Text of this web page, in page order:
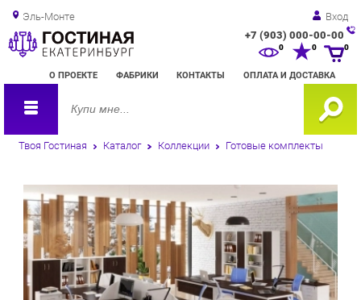
Эль-Монте Вход
+7 (903) 000-00-00
О ПРОЕКТЕ ФАБРИКИ КОНТАКТЫ ОПЛАТА И ДОСТАВКА
0 0
Твоя Гостиная Каталог Коллекции Готовые комплекты